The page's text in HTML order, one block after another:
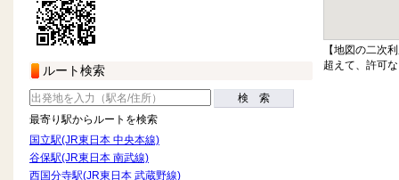
ルート検索
検 索
最寄り駅からルートを検索
国立駅(JR東日本 中央本線)
谷保駅(JR東日本 南武線)
西国分寺駅(JR東日本 武蔵野線)
【地図の二次
超えて、許可